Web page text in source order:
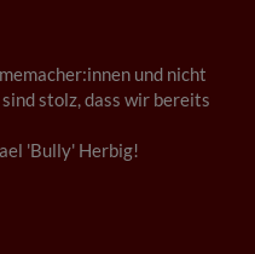
und nicht
stolz, dass wir bereits
'Bully' Herbig!